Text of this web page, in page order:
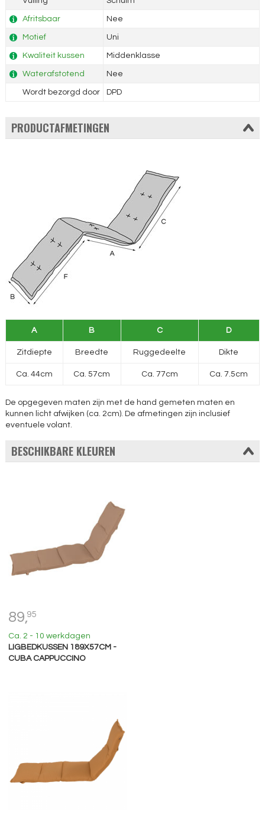
Afritsbaar Nee
Motief Uni
Kwaliteit kussen Middenklasse
Waterafstotend Nee
Wordt bezorgd door DPD
PRODUCTAFMETINGEN
A B C D
Zitdiepte Breedte Ruggedeelte Dikte
Ca. 44cm Ca. 57cm Ca. 77cm Ca. 7.5cm
De opgegeven maten zijn met de hand gemeten maten en
kunnen licht afwijken (ca. 2cm). De afmetingen zijn inclusief
eventuele volant.
BESCHIKBARE KLEUREN
89,95
Ca. 2 - 10 werkdagen
LIGBEDKUSSEN 189X57CM -
CUBA CAPPUCCINO